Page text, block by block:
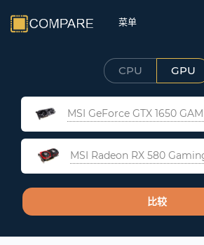
菜单
CPU GPU
MSI GeForce GTX 1650
MSI Radeon RX 580
比较